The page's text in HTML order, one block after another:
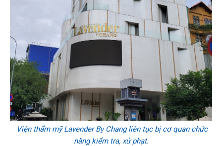
Viện thẩm mỹ Lavender By Chang liên tục bị cơ quan chức
năng kiểm tra, xử phạt.